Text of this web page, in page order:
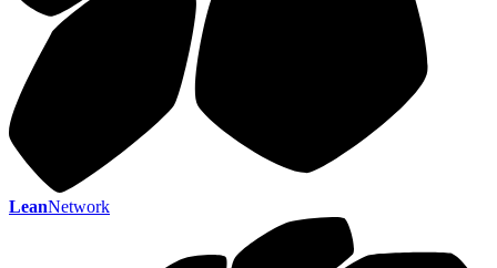
LeanNetwork